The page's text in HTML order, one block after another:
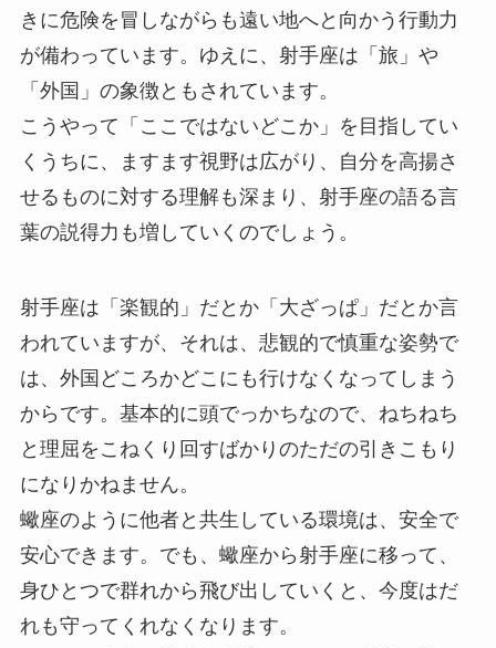
きに危険を冒しながらも遠い地へと向かう行動力
が備わっています。ゆえに、射手座は「旅」や
「外国」の象徴ともされています。
こうやって「ここではないどこか」を目指してい
くうちに、ますます視野は広がり、自分を高揚さ
せるものに対する理解も深まり、射手座の語る言
葉の説得力も増していくのでしょう。
射手座は「楽観的」だとか「大ざっぱ」だとか言
われていますが、それは、悲観的で慎重な姿勢で
は、外国どころかどこにも行けなくなってしまう
からです。基本的に頭でっかちなので、ねちねち
と理屈をこねくり回すばかりのただの引きこもり
になりかねません。
蠍座のように他者と共生している環境は、安全で
安心できます。でも、蠍座から射手座に移って、
身ひとつで群れから飛び出していくと、今度はだ
れも守ってくれなくなります。